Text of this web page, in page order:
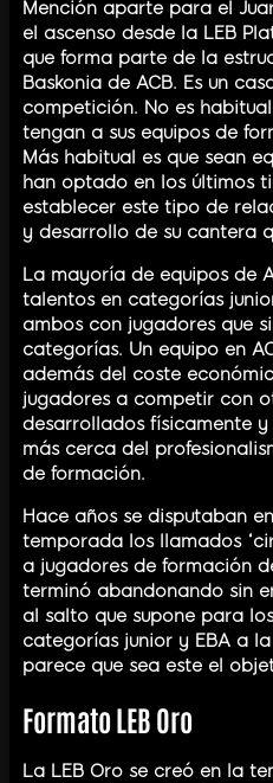
Mención aparte para el
el ascenso desde la LEB
que forma parte de la
Baskonia de ACB. Es un
competición. No es
tengan a sus equipos de
Más habitual es que sean
han optado en los últimos
establecer este tipo de
y desarrollo de su cantera
La mayoría de equipos de
talentos en categorías
ambos con jugadores que
categorías. Un equipo en
además del coste
jugadores a competir con
desarrollados físicamente
más cerca del
de formación.
Hace años se disputaban
temporada los llamados
a jugadores de formación
terminó abandonando sin
al salto que supone para
categorías junior y EBA a
parece que sea este el
Formato LEB Oro
La LEB Oro se creó en la